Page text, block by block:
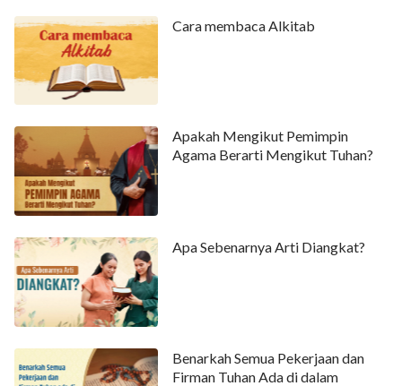
Cara membaca Alkitab
Apakah Mengikut Pemimpin
Agama Berarti Mengikut Tuhan?
Apa Sebenarnya Arti Diangkat?
Benarkah Semua Pekerjaan dan
Firman Tuhan Ada di dalam